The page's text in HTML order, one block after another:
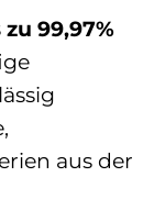
99,97%
aus der